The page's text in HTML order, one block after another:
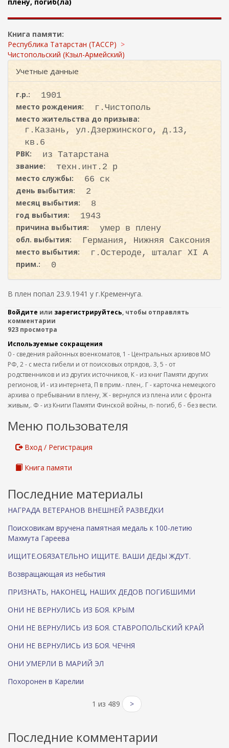
и
с
к
а
Книга памяти:
Республика Татарстан (ТАССР)
Чистопольский (Кзыл-Армейский)
Учетные данные
г.р.:
1901
место рождения:
г.Чистополь
место жительства до призыва:
г.Казань, ул.Дзержинского, д.13,
кв.6
РВК:
из Татарстана
звание:
техн.инт.2 р
место службы:
66 ск
день выбытия:
2
месяц выбытия:
8
год выбытия:
1943
причина выбытия:
умер в плену
обл. выбытия:
Германия, Нижняя Саксония
место выбытия:
г.Остероде, шталаг XI A
прим.:
0
В плен попал 23.9.1941 у г.Кременчуга.
Войдите или зарегистрируйтесь, чтобы отправлять
комментарии
923 просмотра
Используемые сокращения
0 - сведения районных военкоматов, 1 - Центральных архивов МО
РФ, 2 - с места гибели и от поисковых отрядов,. 3, 5 - от
родственников и из других источников, К - из книг Памяти других
регионов, И - из интернета, П в прим.- плен,. Г - карточка немецкого
архива о пребывании в плену, Ж - вернулся из плена или с фронта
живым,. Ф - из Книги Памяти Финской войны, п- погиб, б - без вести.
Меню пользователя
Вход / Регистрация
Книга памяти
Последние материалы
НАГРАДА ВЕТЕРАНОВ ВНЕШНЕЙ РАЗВЕДКИ
Поисковикам вручена памятная медаль к 100-летию
Махмута Гареева
ИЩИТЕ.ОБЯЗАТЕЛЬНО ИЩИТЕ. ВАШИ ДЕДЫ ЖДУТ.
Возвращающая из небытия
ПРИЗНАТЬ, НАКОНЕЦ, НАШИХ ДЕДОВ ПОГИБШИМИ
ОНИ НЕ ВЕРНУЛИСЬ ИЗ БОЯ. КРЫМ
ОНИ НЕ ВЕРНУЛИСЬ ИЗ БОЯ. СТАВРОПОЛЬСКИЙ КРАЙ
ОНИ НЕ ВЕРНУЛИСЬ ИЗ БОЯ. ЧЕЧНЯ
ОНИ УМЕРЛИ В МАРИЙ ЭЛ
Похоронен в Карелии
1 из 489 >
Последние комментарии